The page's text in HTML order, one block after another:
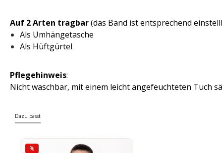
Auf 2 Arten tragbar(das Band ist entsprechend
Als Umhängetasche
Als Hüftgürtel
Pflegehinweis:
Nicht waschbar, mit einem leicht angefeuchteten Tuch
Dazu passt
%